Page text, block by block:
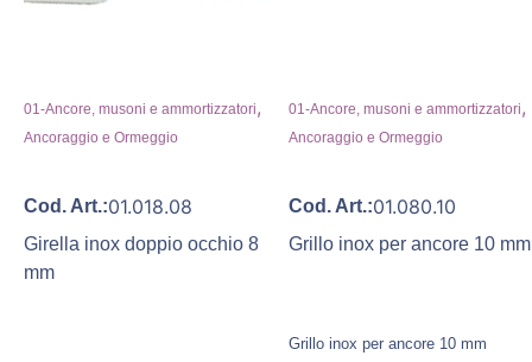
01-Ancore, musoni e ammortizzatori,
Ancoraggio e Ormeggio
Cod. Art.:01.018.08
Girella inox doppio occhio 8
mm
01-Ancore, musoni e ammortizzatori,
Ancoraggio e Ormeggio
Cod. Art.:01.080.10
Grillo inox per ancore 10 mm
Grillo inox per ancore 10 mm